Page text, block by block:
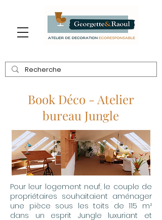
Book Déco - Atelier
bureau Jungle
Pour leur logement neuf, le couple de
propriétaires souhaitaient aménager
une pièce sous les toits de 115 m²
dans un esprit Jungle luxuriant et